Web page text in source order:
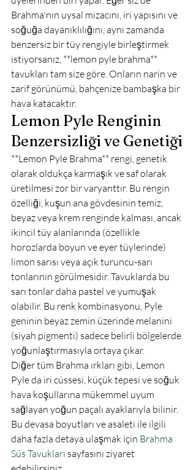
Brahma'nın uysal mizacını, iri yapısını ve
soğuğa dayanıklılığını, aynı zamanda
benzersiz bir tüy rengiyle birleştirmek
istiyorsanız, **lemon pyle brahma**
tavukları tam size göre. Onların narin ve
zarif görünümü, bahçenize bambaşka bir
hava katacaktır.
Lemon Pyle Renginin
Benzersizliği ve Genetiği
**Lemon Pyle Brahma** rengi, genetik
olarak oldukça karmaşık ve saf olarak
üretilmesi zor bir varyanttır. Bu rengin
özelliği, kuşun ana gövdesinin temiz,
beyaz veya krem renginde kalması, ancak
ikincil tüy alanlarında (özellikle
horozlarda boyun ve eyer tüylerinde)
limon sarısı veya açık turuncu-sarı
tonlarının görülmesidir. Tavuklarda bu
sarı tonlar daha pastel ve yumuşak
olabilir. Bu renk kombinasyonu, Pyle
geninin beyaz zemin üzerinde melanini
(siyah pigmenti) sadece belirli bölgelerde
yoğunlaştırmasıyla ortaya çıkar.
Diğer tüm Brahma ırkları gibi, Lemon
Pyle da iri cüssesi, küçük tepesi ve soğuk
hava koşullarına mükemmel uyum
sağlayan yoğun paçalı ayaklarıyla bilinir.
Bu devasa boyutları ve asaleti ile ilgili
daha fazla detaya ulaşmak için Brahma
Süs Tavukları sayfasını ziyaret